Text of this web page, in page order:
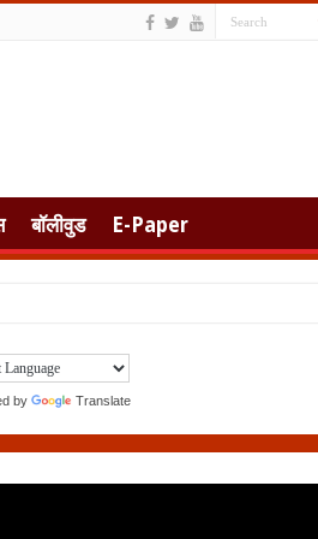
बॉलीवुड E-Paper
by Translate